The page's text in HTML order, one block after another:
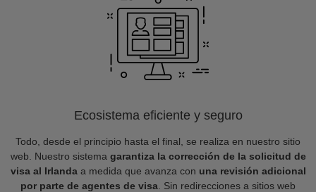
Ecosistema eficiente y seguro
Todo, desde el principio hasta el final, se realiza en nuestro sitio
web. Nuestro sistema garantiza la corrección de la solicitud de
visa al Irlandaa medida que avanza con una revisión adicional
por parte de agentes de visa . Sin redirecciones a sitios web